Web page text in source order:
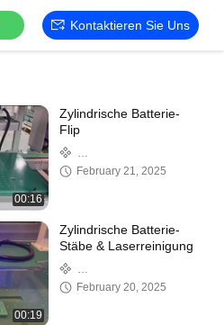
Kontaktieren Sie Uns
00:16
Zylindrische Batterie-
Flip
Lithiumbatterienbauleitung
February 21, 2025
00:19
Zylindrische Batterie-
Stäbe & Laserreinigung
Lithiumbatterienbauleitung
February 20, 2025